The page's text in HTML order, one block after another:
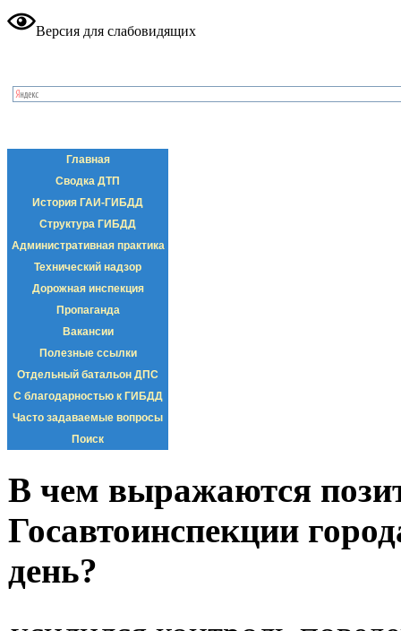
Версия для слабовидящих
Главная
Сводка ДТП
История ГАИ-ГИБДД
Структура ГИБДД
Административная практика
Технический надзор
Дорожная инспекция
Пропаганда
Вакансии
Полезные ссылки
Отдельный батальон ДПС
С благодарностью к ГИБДД
Часто задаваемые вопросы
Поиск
В чем выражаются
Госавтоинспекции
день?